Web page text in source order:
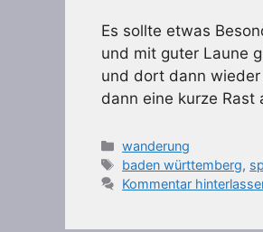
Es sollte etwas
und mit guter Laune
und dort dann wieder
dann eine kurze
Kategorien
wanderung
Schlagwörter
baden württemberg,
Kommentar